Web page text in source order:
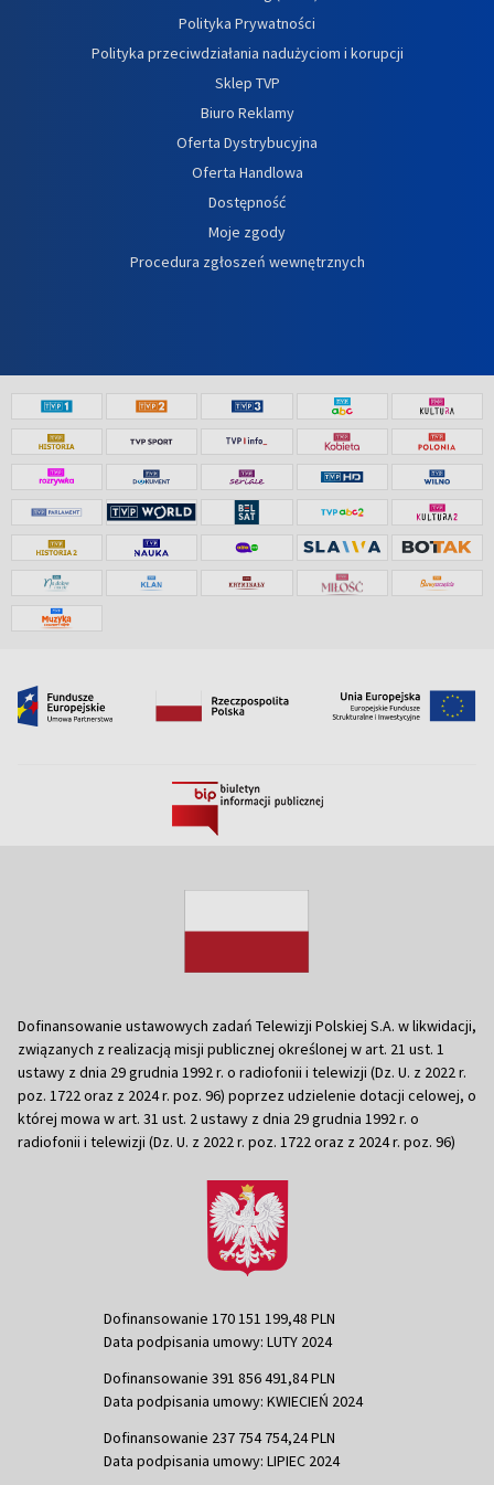
Polityka Prywatności
Polityka przeciwdziałania nadużyciom i korupcji
Sklep TVP
Biuro Reklamy
Oferta Dystrybucyjna
Oferta Handlowa
Dostępność
Moje zgody
Procedura zgłoszeń wewnętrznych
Dofinansowanie ustawowych zadań Telewizji Polskiej S.A. w likwidacji,
związanych z realizacją misji publicznej określonej w art. 21 ust. 1
ustawy z dnia 29 grudnia 1992 r. o radiofonii i telewizji (Dz. U. z 2022 r.
poz. 1722 oraz z 2024 r. poz. 96) poprzez udzielenie dotacji celowej, o
której mowa w art. 31 ust. 2 ustawy z dnia 29 grudnia 1992 r. o
radiofonii i telewizji (Dz. U. z 2022 r. poz. 1722 oraz z 2024 r. poz. 96)
Dofinansowanie 170 151 199,48 PLN
Data podpisania umowy: LUTY 2024
Dofinansowanie 391 856 491,84 PLN
Data podpisania umowy: KWIECIEŃ 2024
Dofinansowanie 237 754 754,24 PLN
Data podpisania umowy: LIPIEC 2024